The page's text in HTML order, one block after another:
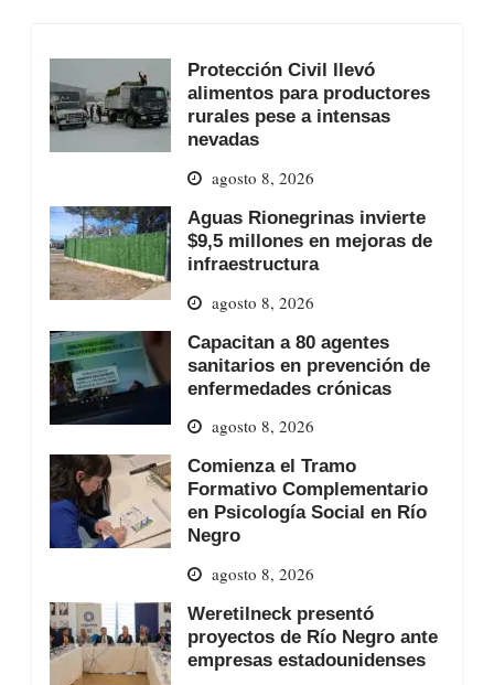
Protección Civil llevó
alimentos para productores
rurales pese a intensas
nevadas
agosto 8, 2026
Aguas Rionegrinas invierte
$9,5 millones en mejoras de
infraestructura
agosto 8, 2026
Capacitan a 80 agentes
sanitarios en prevención de
enfermedades crónicas
agosto 8, 2026
Comienza el Tramo
Formativo Complementario
en Psicología Social en Río
Negro
agosto 8, 2026
Weretilneck presentó
proyectos de Río Negro ante
empresas estadounidenses